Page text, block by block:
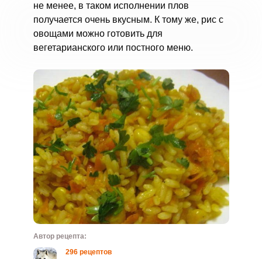
не менее, в таком исполнении плов
получается очень вкусным. К тому же, рис с
овощами можно готовить для
вегетарианского или постного меню.
Автор рецепта:
296 рецептов